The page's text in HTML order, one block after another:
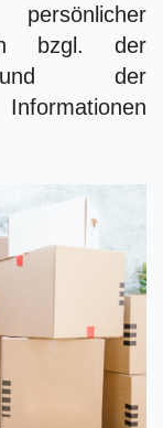
bzgl. der
und der